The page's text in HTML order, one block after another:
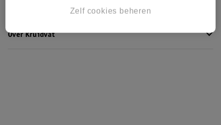
Over Kruidvat
Zelf cookies beheren